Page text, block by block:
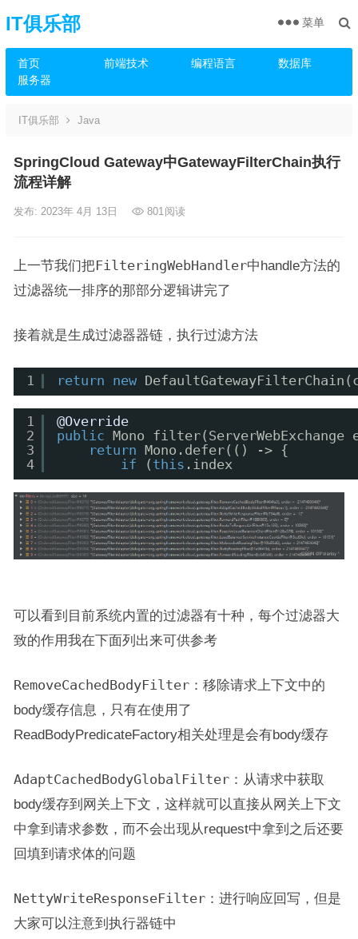
IT俱乐部
首页 前端技术 编程语言
数据库
服务器
菜单
IT俱乐部 Java
SpringCloud Gateway中GatewayFilterChain执行
流程详解
发布: 2023年 4月 13日 801阅读
上一节我们把FilteringWebHandler中handle方法的
过滤器统一排序的那部分逻辑讲完了
接着就是生成过滤器器链，执行过滤方法
1 return new
1
2
3
4
@Override
public
Mono filter(ServerWebExchange
return
Mono.defer(() -> {
if
( this .index
可以看到目前系统内置的过滤器有十种，每个过滤器大
致的作用我在下面列出来可供参考
RemoveCachedBodyFilter：移除请求上下文中的
body缓存信息，只有在使用了
ReadBodyPredicateFactory相关处理是会有body缓存
AdaptCachedBodyGlobalFilter：从请求中获取
body缓存到网关上下文，这样就可以直接从网关上下文
中拿到请求参数，而不会出现从request中拿到之后还要
回填到请求体的问题
NettyWriteResponseFilter：进行响应回写，但是
大家可以注意到执行器链中